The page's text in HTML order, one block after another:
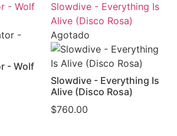
- Wolf
- Wolf
Slowdive - Everything Is
Alive (Disco Rosa)
Agotado
Slowdive - Everything Is
Alive (Disco Rosa)
$760.00